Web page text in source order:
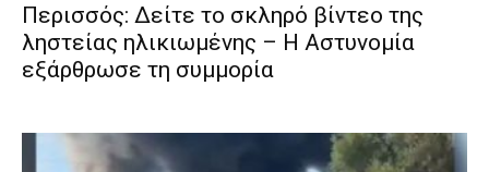
Περισσός: Δείτε το σκληρό βίντεο της
ληστείας ηλικιωμένης – Η Αστυνομία
εξάρθρωσε τη συμμορία